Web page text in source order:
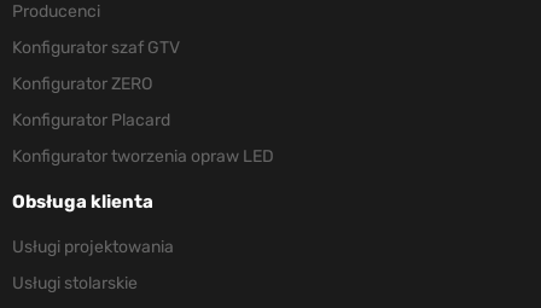
Producenci
Konfigurator szaf GTV
Konfigurator ZERO
Konfigurator Placard
Konfigurator tworzenia opraw LED
Obsługa klienta
Usługi projektowania
Usługi stolarskie